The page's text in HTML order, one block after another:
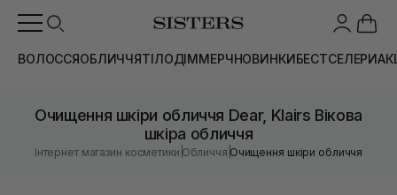
ВОЛОССЯОБЛИЧЧЯТІЛОДІММЕРЧНОВИНКИБЕСТСЕЛЕРИ
Очищення шкіри обличчя Dear, Klairs Вікова
шкіра обличчя
Інтернет магазин косметики |Обличчя |Очищення шкіри обличчя